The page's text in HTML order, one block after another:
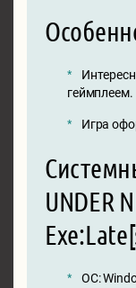
геймплеем.
Игра
UNDER
ОС: